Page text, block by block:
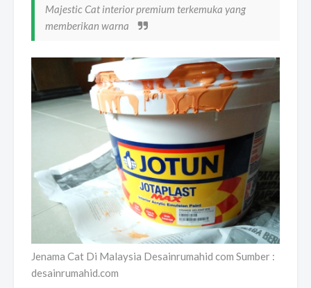
Majestic Cat interior premium terkemuka yang
memberikan warna
Jenama Cat Di Malaysia Desainrumahid com Sumber :
desainrumahid.com